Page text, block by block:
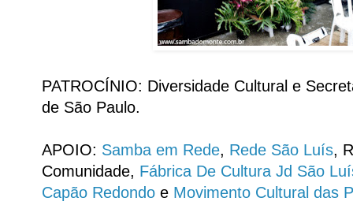
PATROCÍNIO: Diversidade Cultural e
de São Paulo.
APOIO: Samba em Rede, Rede São Luís,
Comunidade, Fábrica De Cultura Jd São
Capão Redondo e Movimento Cultural das